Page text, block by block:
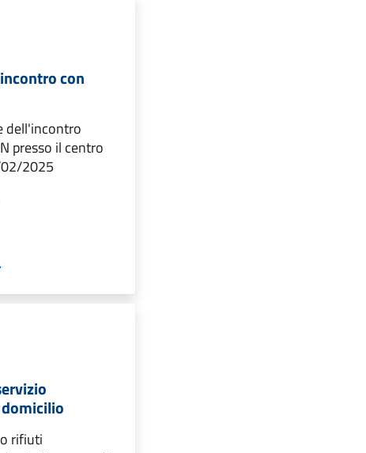
con
dell'incontro
presso il centro
2025
rifiuti